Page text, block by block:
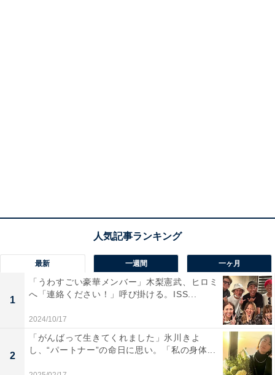
最新 一週間 一ヶ月
1
「うわすごい豪華メンバー」木梨憲武、ヒロミ
へ「連絡ください！」呼び掛ける。ISS...
2024/10/17
2
「がんばって生きてくれました」氷川きよ
し、“パートナー”の命日に思い。「私の身体...